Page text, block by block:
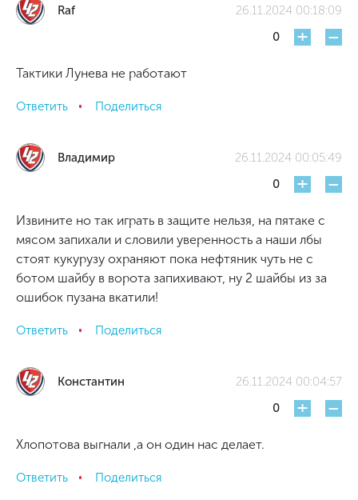
Raf
26.11.2024 00:18:09
0
+ -
Тактики Лунева не работают
Ответить Поделиться
Владимир
26.11.2024 00:05:49
0
+ -
Извините но так играть в защите нельзя, на пятаке с
мясом запихали и словили уверенность а наши лбы
стоят кукурузу охраняют пока нефтяник чуть не с
ботом шайбу в ворота запихивают, ну 2 шайбы из за
ошибок пузана вкатили!
Ответить Поделиться
Константин
26.11.2024 00:04:57
0
+ -
Хлопотова выгнали ,а он один нас делает.
Ответить Поделиться